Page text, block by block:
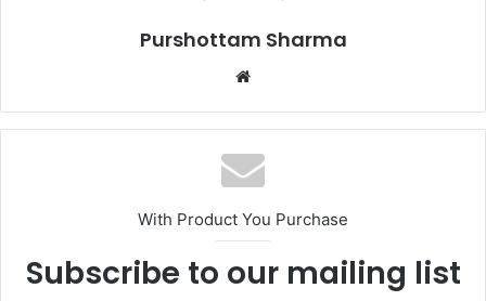
Purshottam Sharma
b
s
i
e
With Product You Purchase
Subscribe to our mailing list